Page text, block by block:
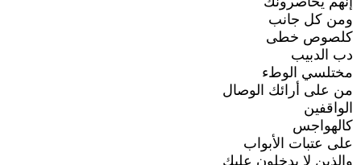
ومن كل جانب
كلصوص خطى
دب الدبيب
مختلسي الوطء
من على أرائك الوصال
الواقفين
كالهواجس
على عتبات الأبواب
والذين لا يدخلون عليك